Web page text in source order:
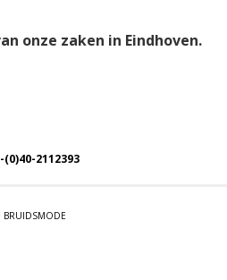
onze zaken in Eindhoven.
(0)40-2112393